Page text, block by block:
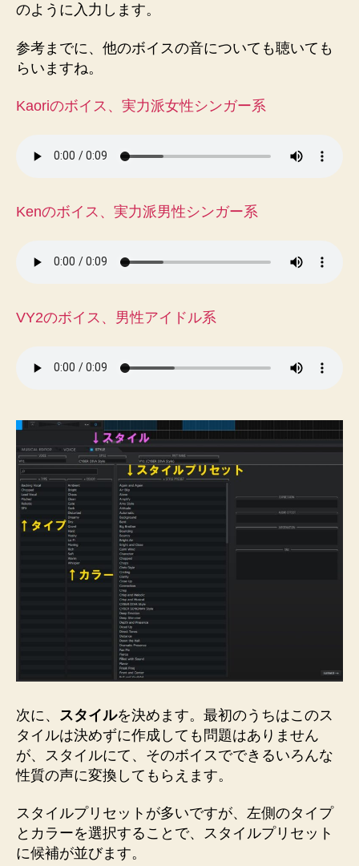
のように入力します。
参考までに、他のボイスの音についても聴いても
らいますね。
Kaoriのボイス、実力派女性シンガー系
Kenのボイス、実力派男性シンガー系
VY2のボイス、男性アイドル系
次に、 スタイルを決めます。最初のうちはこのス
タイルは決めずに作成しても問題はありません
が、スタイルにて、そのボイスでできるいろんな
性質の声に変換してもらえます。
スタイルプリセットが多いですが、左側のタイプ
とカラーを選択することで、スタイルプリセット
に候補が並びます。